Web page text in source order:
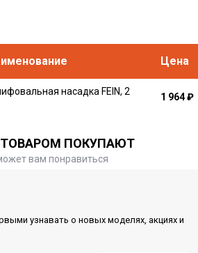
Цена
насадка FEIN, 2
1 964₽
ПОКУПАЮТ
вам понравиться
узнавать о новых моделях, акциях и